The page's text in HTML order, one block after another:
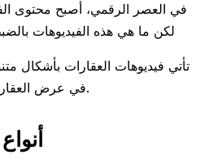
في العصر الرقمي، أصبح محتوى
لكن ما هي هذه الفيديوهات
تأتي فيديوهات العقارات بأشكال
في عرض العقارات وجذب المشترين المحتملين.